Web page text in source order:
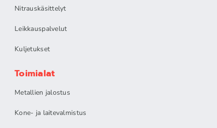
Nitrauskäsittelyt
Leikkauspalvelut
Kuljetukset
Toimialat
Metallien jalostus
Kone- ja laitevalmistus